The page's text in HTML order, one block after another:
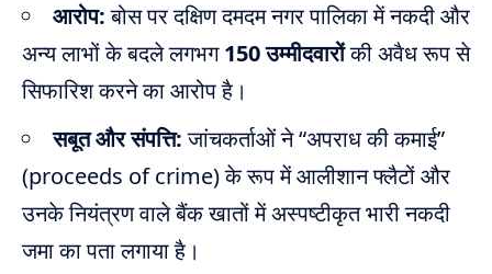
आरोप:बोस पर दक्षिण दमदम नगर पालिका में नकदी और
अन्य लाभों के बदले लगभग150 उम्मीदवारोंकी अवैध रूप से
सिफारिश करने का आरोप है।
सबूत और संपत्ति:जांचकर्ताओं ने “अपराध की कमाई”
(proceeds of crime) के रूप में आलीशान फ्लैटों और
उनके नियंत्रण वाले बैंक खातों में अस्पष्टीकृत भारी नकदी
जमा का पता लगाया है।